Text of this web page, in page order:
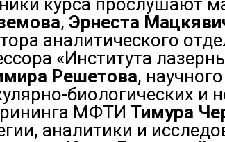
курса прослушают
, Эрнеста
аналитического
«Института
Решетова,
биологических и
МФТИ Тимура
аналитики и